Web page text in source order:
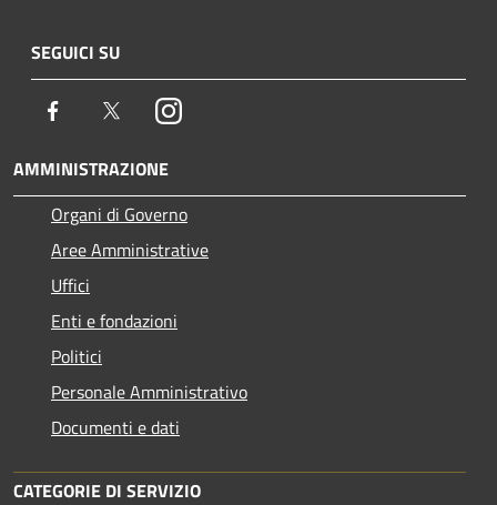
SEGUICI SU
Facebook TwitterInstagram
AMMINISTRAZIONE
Organi di Governo
Aree Amministrative
Uffici
Enti e fondazioni
Politici
Personale Amministrativo
Documenti e dati
CATEGORIE DI SERVIZIO